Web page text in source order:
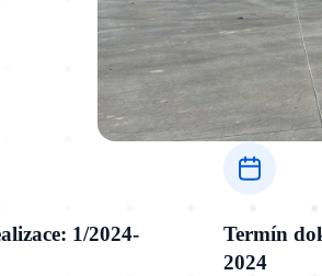
1/2024-
Termín
2024